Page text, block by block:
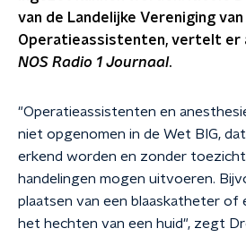
van de Landelijke Vereniging van
Operatieassistenten, vertelt er
NOS Radio 1 Journaal.
"Operatieassistenten en
niet opgenomen in de Wet BIG,
erkend worden en zonder
handelingen mogen uitvoeren.
plaatsen van een blaaskatheter of
het hechten van een huid", zegt